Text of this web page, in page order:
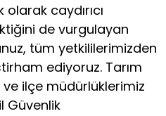
caydırıcı
de vurgulayan
tüm yetkililerimizden
ediyoruz. Tarım
ve ilçe müdürlüklerimiz
Güvenlik